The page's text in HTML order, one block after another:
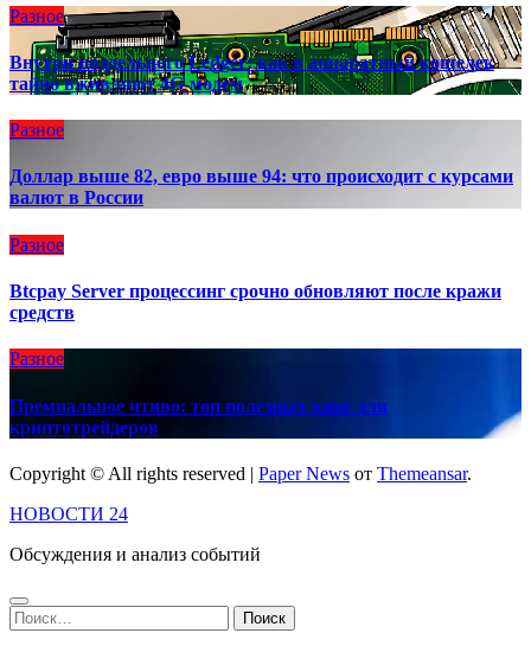
Разное
Внутри поддельного Ledger: как в аппаратный кошелек
тайно вживляют 4G-модем
Разное
Доллар выше 82, евро выше 94: что происходит с курсами
валют в России
Разное
Btcpay Server процессинг срочно обновляют после кражи
средств
Разное
Премиальное чтиво: топ полезных книг для
криптотрейдеров
Copyright © All rights reserved | Paper News от Themeansar.
НОВОСТИ 24
Обсуждения и анализ событий
Найти: